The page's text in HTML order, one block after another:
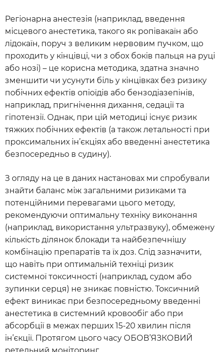
Регіонарна анестезія (наприклад, введення
місцевого анестетика, такого як ропівакаїн або
лідокаїн, поруч з великим нервовим пучком, що
проходить у кінцівці, чи з обох боків пальця на руці
або нозі) – це корисна методика, здатна значно
зменшити чи усунути біль у кінцівках без ризику
побічних ефектів опіоїдів або бензодіазепінів,
наприклад, пригнічення дихання, седації та
гіпотензії. Однак, при цій методиці існує ризик
тяжких побічних ефектів (а також летальності при
проксимальних ін’єкціях або введенні анестетика
безпосередньо в судину).
З огляду на це в даних настановах ми спробували
знайти баланс між загальними ризиками та
потенційними перевагами цього методу,
рекомендуючи оптимальну техніку виконання
(наприклад, використання ультразвуку), обмежену
кількість ділянок блокади та найбезпечнішу
комбінацію препаратів та їх доз. Слід зазначити,
що навіть при оптимальній техніці ризик
системної токсичності (наприклад, судом або
зупинки серця) не зникає повністю. Токсичний
ефект виникає при безпосередньому введенні
анестетика в системний кровообіг або при
абсорбції в межах перших 15-20 хвилин після
ін’єкції. Протягом цього часу ОБОВ’ЯЗКОВИЙ